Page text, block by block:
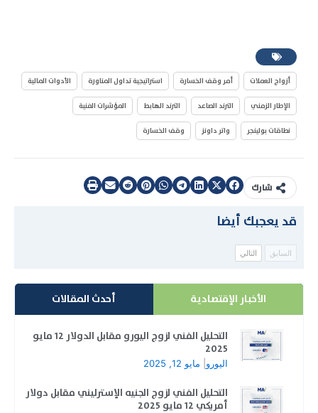
أزواج العملات أمر وقف الخسارة استراتيجية تداول المناورة الأدوات المالية
الإطار الزمني الترند الصاعد الترند الهابط المؤشرات الفنية
نطاقات بولينجر واتر داونز وقف الخسارة
شارك
قد يعجبك أيضا
السابق التالي
الأخبار الإقتصادية أحدث المقالات
التحليل الفني لزوج اليورو مقابل الدولار 12 مايو
2025
اليورو مايو 12, 2025
التحليل الفني لزوج الجنيه الإسترليني مقابل دولار
أمريكي 12 مايو 2025